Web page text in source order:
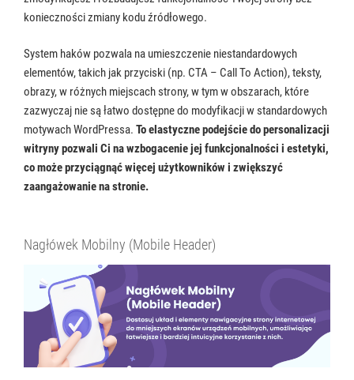
konieczności zmiany kodu źródłowego.
System haków pozwala na umieszczenie niestandardowych
elementów, takich jak przyciski (np. CTA – Call To Action), teksty,
obrazy, w różnych miejscach strony, w tym w obszarach, które
zazwyczaj nie są łatwo dostępne do modyfikacji w standardowych
motywach WordPressa. To elastyczne podejście do personalizacji
witryny pozwali Ci na wzbogacenie jej funkcjonalności i estetyki,
co może przyciągnąć więcej użytkowników i zwiększyć
zaangażowanie na stronie.
Nagłówek Mobilny (Mobile Header)